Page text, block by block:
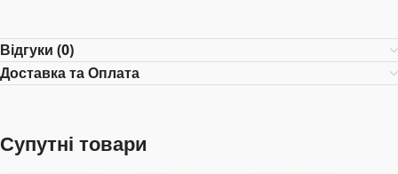
Відгуки (0)
Доставка та Оплата
Супутні товари